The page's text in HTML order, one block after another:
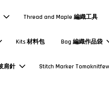
Thread and Maple 編織工具
Kits 材料包 Bag 編織作品袋
肩針 Stitch Marker